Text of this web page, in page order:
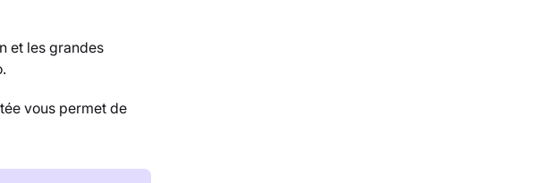
et les grandes
vous permet de